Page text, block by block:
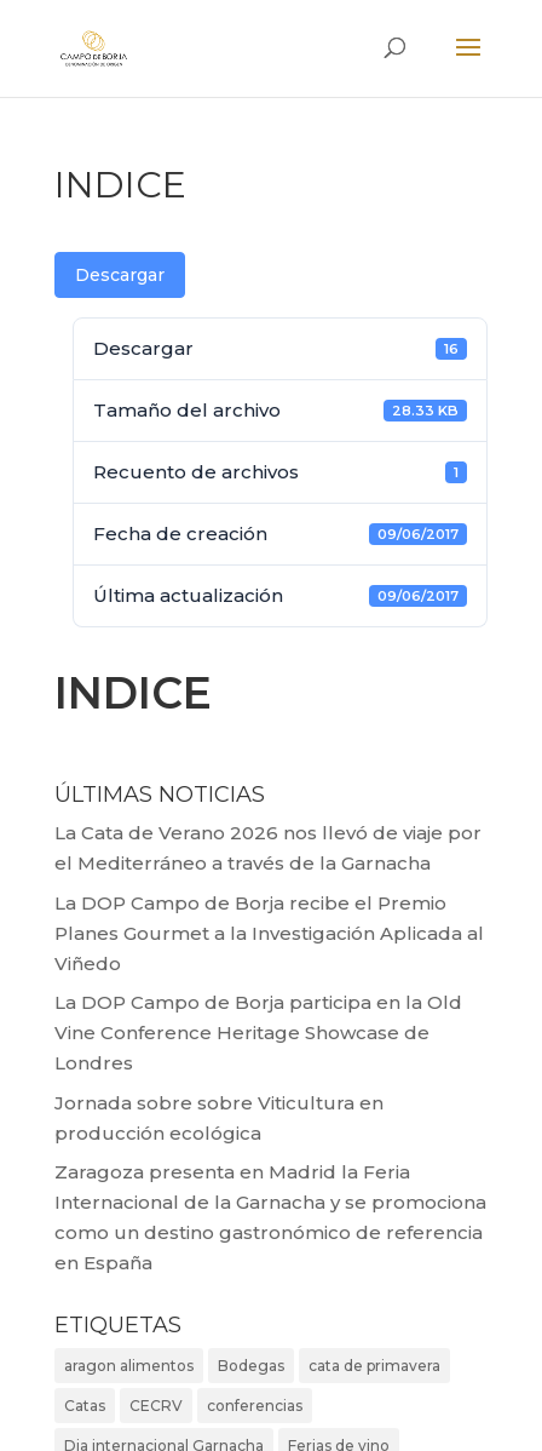
INDICE
Descargar
Descargar 16
Tamaño del archivo 28.33 KB
Recuento de archivos 1
Fecha de creación 09/06/2017
Última actualización 09/06/2017
INDICE
ÚLTIMAS NOTICIAS
La Cata de Verano 2026 nos llevó de viaje por
el Mediterráneo a través de la Garnacha
La DOP Campo de Borja recibe el Premio
Planes Gourmet a la Investigación Aplicada al
Viñedo
La DOP Campo de Borja participa en la Old
Vine Conference Heritage Showcase de
Londres
Jornada sobre sobre Viticultura en
producción ecológica
Zaragoza presenta en Madrid la Feria
Internacional de la Garnacha y se promociona
como un destino gastronómico de referencia
en España
ETIQUETAS
aragon alimentos Bodegas cata de primavera
Catas CECRV conferencias
Dia internacional Garnacha Ferias de vino